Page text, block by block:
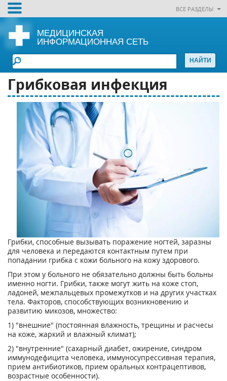
ВСЕ РАЗДЕЛЫ
МЕДИЦИНСКАЯ
ИНФОРМАЦИОННАЯ СЕТЬ
Грибковая инфекция
Грибки, способные вызывать поражение ногтей, заразны
для человека и передаются контактным путем при
попадании грибка с кожи больного на кожу здорового.
При этом у больного не обязательно должны быть больны
именно ногти. Грибки, также могут жить на коже стоп,
ладоней, межпальцевых промежутков и на других участках
тела. Факторов, способствующих возникновению и
развитию микозов, множество:
1) "внешние" (постоянная влажность, трещины и расчесы
на коже, жаркий и влажный климат);
2) "внутренние" (сахарный диабет, ожирение, синдром
иммунодефицита человека, иммуносупрессивная терапия,
прием антибиотиков, прием оральных контрацептивов,
возрастные особенности).